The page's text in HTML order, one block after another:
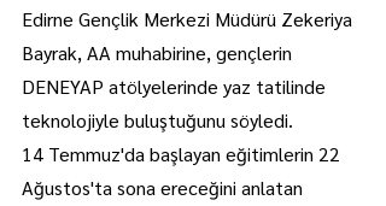
Edirne Gençlik Merkezi Müdürü Zekeriya
Bayrak, AA muhabirine, gençlerin
DENEYAP atölyelerinde yaz tatilinde
teknolojiyle buluştuğunu söyledi.
14 Temmuz'da başlayan eğitimlerin 22
Ağustos'ta sona ereceğini anlatan